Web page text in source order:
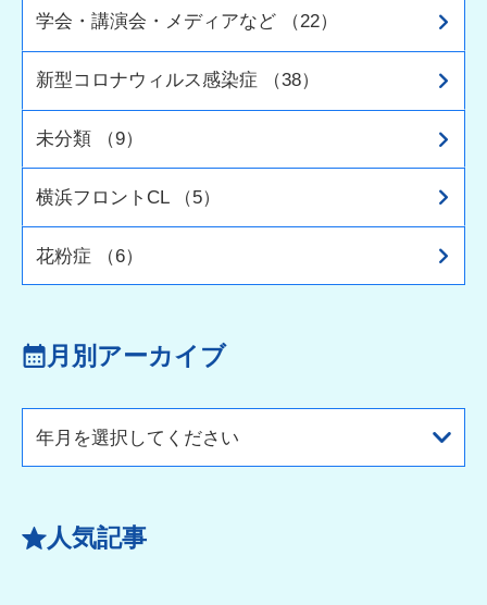
学会・講演会・メディアなど （22）
新型コロナウィルス感染症 （38）
未分類 （9）
横浜フロントCL （5）
花粉症 （6）
月別アーカイブ
年月を選択してください
人気記事